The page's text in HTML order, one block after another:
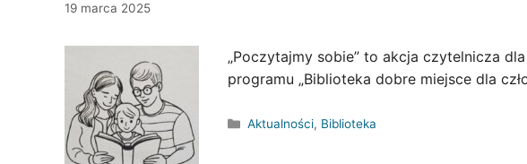
19 marca 2025
„Poczytajmy sobie” to akcja czytelnicza
programu „Biblioteka dobre miejsce dla
Kategorie
Aktualności, Biblioteka